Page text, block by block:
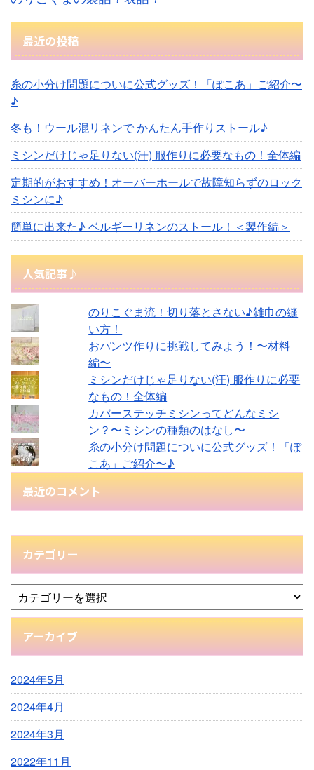
最近の投稿
糸の小分け問題についに公式グッズ！「ぽこあ」ご紹介〜
♪
冬も！ウール混リネンで かんたん手作りストール♪
ミシンだけじゃ足りない(汗) 服作りに必要なもの！全体編
定期的がおすすめ！オーバーホールで故障知らずのロック
ミシンに♪
簡単に出来た♪ ベルギーリネンのストール！＜製作編＞
人気記事♪
のりこぐま流！切り落とさない♪雑巾の縫
い方！
おパンツ作りに挑戦してみよう！〜材料
編〜
ミシンだけじゃ足りない(汗) 服作りに必要
なもの！全体編
カバーステッチミシンってどんなミシ
ン？〜ミシンの種類のはなし〜
糸の小分け問題についに公式グッズ！「ぽ
こあ」ご紹介〜♪
最近のコメント
カテゴリー
アーカイブ
2024年5月
2024年4月
2024年3月
2022年11月